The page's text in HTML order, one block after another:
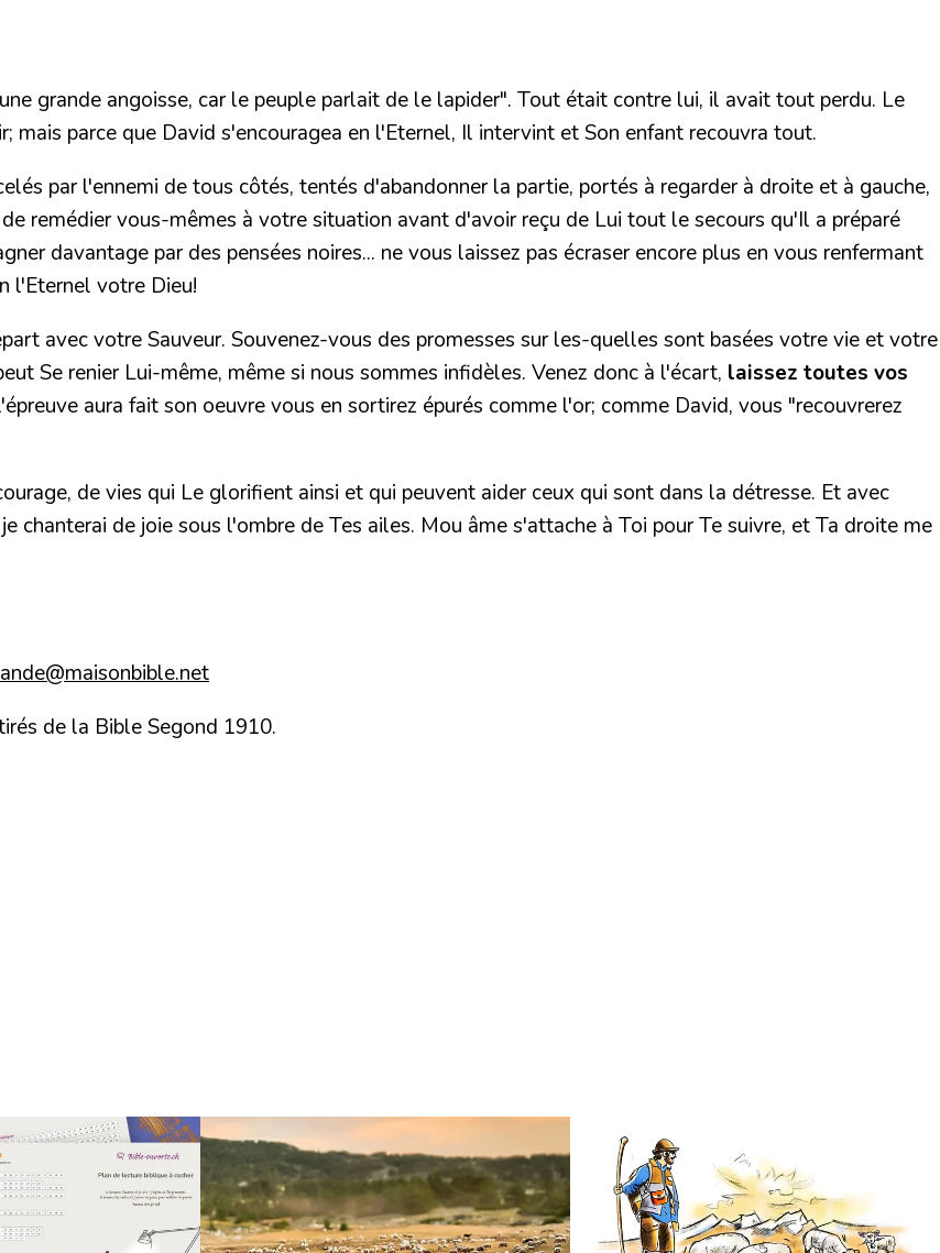
grande angoisse, car le peuple parlait de le lapider". Tout était contre lui, il avait tout perdu. Le
parce que David s'encouragea en l'Eternel, Il intervint et Son enfant recouvra tout.
par l'ennemi de tous côtés, tentés d'abandonner la partie, portés à regarder à droite et à gauche,
remédier vous-mêmes à votre situation avant d'avoir reçu de Lui tout le secours qu'Il a préparé
davantage par des pensées noires... ne vous laissez pas écraser encore plus en vous renfermant
l'Eternel votre Dieu!
avec votre Sauveur. Souvenez-vous des promesses sur les-quelles sont basées votre vie et votre
Se renier Lui-même, même si nous sommes infidèles. Venez donc à l'écart, laissez toutes vos
aura fait son oeuvre vous en sortirez épurés comme l'or; comme David, vous "recouvrerez
de vies qui Le glorifient ainsi et qui peuvent aider ceux qui sont dans la détresse. Et avec
chanterai de joie sous l'ombre de Tes ailes. Mou âme s'attache à Toi pour Te suivre, et Ta droite me
de la Bible Segond 1910.